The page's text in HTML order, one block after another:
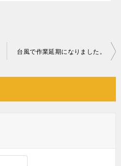
台風で作業延期になりました。